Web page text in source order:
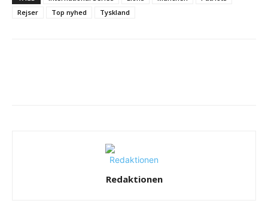
Rejser
Top nyhed Tyskland
Redaktionen